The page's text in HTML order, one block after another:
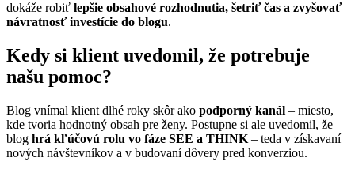
dokáže robiť lepšie obsahové rozhodnutia, šetriť čas a zvyšovať
návratnosť investície do blogu.
Kedy si klient uvedomil, že potrebuje
našu pomoc?
Blog vnímal klient dlhé roky skôr ako podporný kanál – miesto,
kde tvoria hodnotný obsah pre ženy. Postupne si ale uvedomil, že
blog hrá kľúčovú rolu vo fáze SEE a THINK – teda v získavaní
nových návštevníkov a v budovaní dôvery pred konverziou.